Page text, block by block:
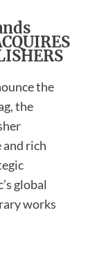
the
the
rich
global
works